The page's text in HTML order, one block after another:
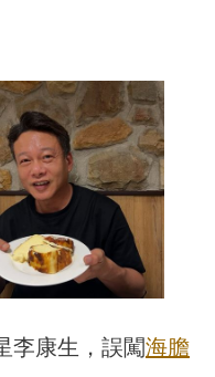
李康生，誤闖海膽